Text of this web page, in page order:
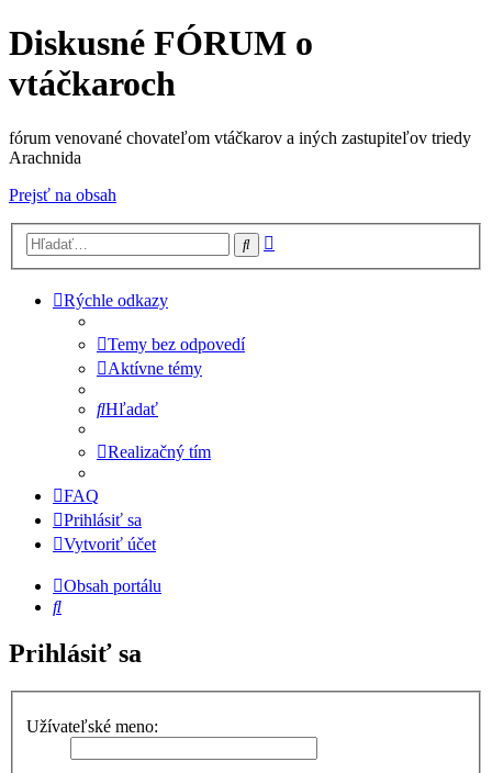
Diskusné FÓRUM o
vtáčkaroch
fórum venované chovateľom vtáčkarov a iných zastupiteľov triedy
Arachnida
Prejsť na obsah
Hľadať
Rýchle odkazy
Temy bez odpovedí
Aktívne témy
Hľadať
Realizačný tím
FAQ
Prihlásiť sa
Vytvoriť účet
Obsah portálu
Hľadať
Prihlásiť sa
Užívateľské meno: